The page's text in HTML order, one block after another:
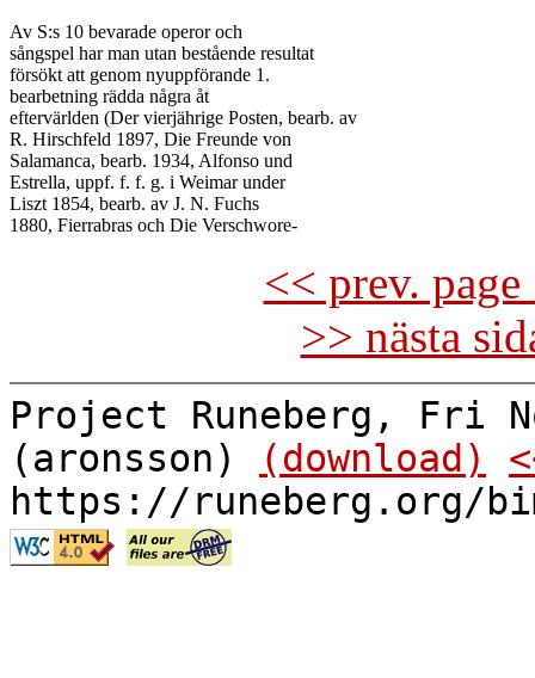
Av S:s 10 bevarade operor och
sångspel har man utan bestående resultat
försökt att genom nyuppförande 1.
bearbetning rädda några åt
eftervärlden (Der vierjährige Posten, bearb. av
R. Hirschfeld 1897, Die Freunde von
Salamanca, bearb. 1934, Alfonso und
Estrella, uppf. f. f. g. i Weimar under
Liszt 1854, bearb. av J. N. Fuchs
<< prev.
>> nästa
Project Runeberg, Fri
(aronsson)
(download)
https://runeberg.org/